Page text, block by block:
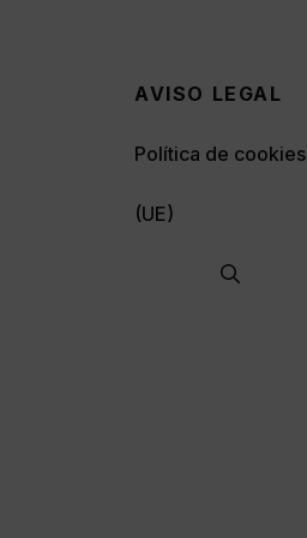
AVISO LEGAL
Política de cookies
(UE)